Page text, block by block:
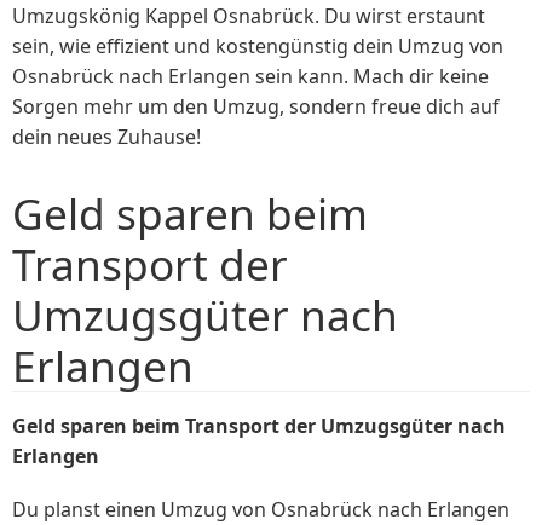
Umzugskönig Kappel Osnabrück. Du wirst erstaunt
sein, wie effizient und kostengünstig dein Umzug von
Osnabrück nach Erlangen sein kann. Mach dir keine
Sorgen mehr um den Umzug, sondern freue dich auf
dein neues Zuhause!
Geld sparen beim
Transport der
Umzugsgüter nach
Erlangen
Geld sparen beim Transport der Umzugsgüter nach
Erlangen
Du planst einen Umzug von Osnabrück nach Erlangen